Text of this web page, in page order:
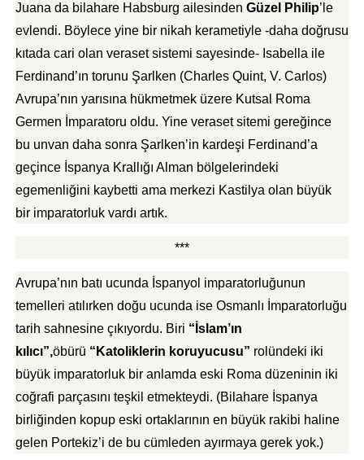
Juana da bilahare Habsburg ailesinden Güzel Philip’le
evlendi. Böylece yine bir nikah kerametiyle -daha doğrusu
kıtada cari olan veraset sistemi sayesinde- Isabella ile
Ferdinand’ın torunu Şarlken (Charles Quint, V. Carlos)
Avrupa’nın yarısına hükmetmek üzere Kutsal Roma
Germen İmparatoru oldu. Yine veraset sitemi gereğince
bu unvan daha sonra Şarlken’in kardeşi Ferdinand’a
geçince İspanya Krallığı Alman bölgelerindeki
egemenliğini kaybetti ama merkezi Kastilya olan büyük
bir imparatorluk vardı artık.
***
Avrupa’nın batı ucunda İspanyol imparatorluğunun
temelleri atılırken doğu ucunda ise Osmanlı İmparatorluğu
tarih sahnesine çıkıyordu. Biri “İslam’ın
kılıcı”,öbürü “Katoliklerin koruyucusu” rolündeki iki
büyük imparatorluk bir anlamda eski Roma düzeninin iki
coğrafi parçasını teşkil etmekteydi. (Bilahare İspanya
birliğinden kopup eski ortaklarının en büyük rakibi haline
gelen Portekiz’i de bu cümleden ayırmaya gerek yok.)